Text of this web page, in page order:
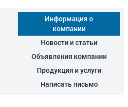
Информация о
компании
Новости и статьи
Объявления компании
Продукция и услуги
Написать письмо